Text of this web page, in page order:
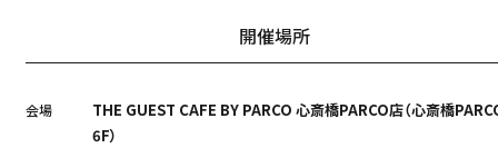
開催場所
会場
THE GUEST CAFE BY PARCO 心斎橋PARCO店（心斎橋
6F）